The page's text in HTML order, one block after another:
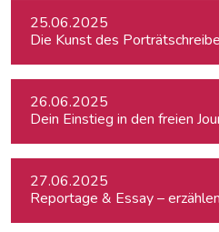
25.06.2025
Die Kunst des
26.06.2025
Dein Einstieg in den freien
27.06.2025
Reportage & Essay –